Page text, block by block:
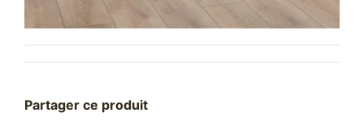
Partager ce produit